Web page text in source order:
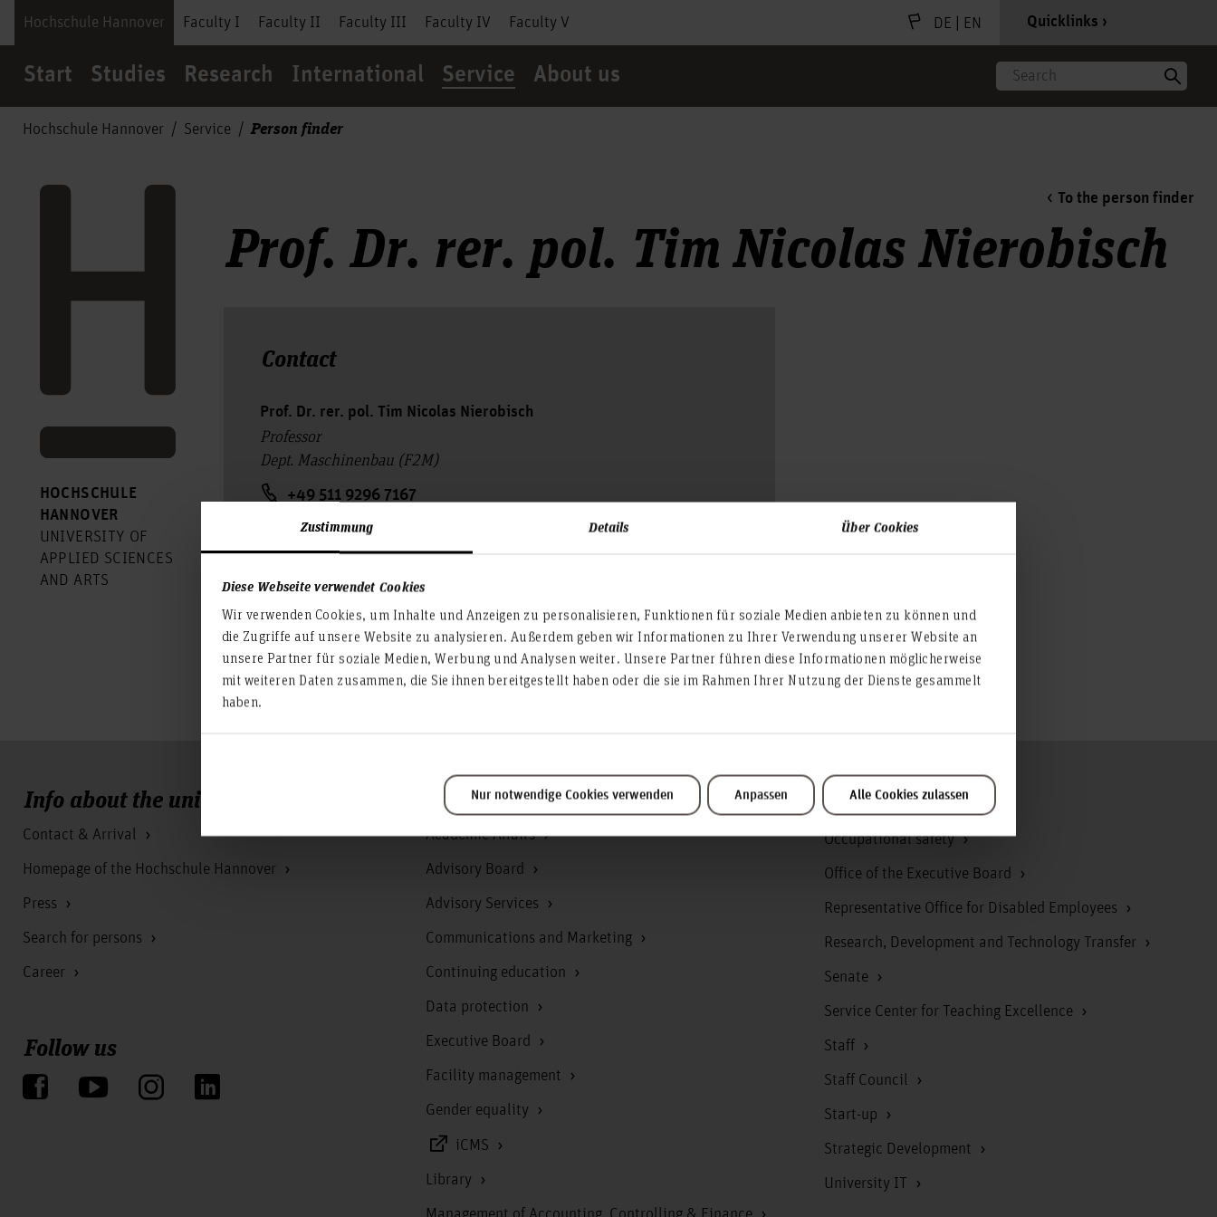
Zustimmung Details Über Cookies
Diese Webseite verwendet Cookies
Wir verwenden Cookies, um Inhalte und Anzeigen zu personalisieren, Funktionen für soziale Medien anbieten zu können und
die Zugriffe auf unsere Website zu analysieren. Außerdem geben wir Informationen zu Ihrer Verwendung unserer Website an
unsere Partner für soziale Medien, Werbung und Analysen weiter. Unsere Partner führen diese Informationen möglicherweise
mit weiteren Daten zusammen, die Sie ihnen bereitgestellt haben oder die sie im Rahmen Ihrer Nutzung der Dienste gesammelt
haben.
Nur notwendige Cookies verwenden Anpassen Alle Cookies zulassen
Hochschule Hannover Faculty I Faculty II Faculty III Faculty IV Faculty V DE | EN Quicklinks
Start Studies Research International Service About us Search
Hochschule Hannover Service Person finder
HOCHSCHULE
HANNOVER
UNIVERSITY OF
APPLIED SCIENCES
AND ARTS
To the person finder
Prof. Dr. rer. pol. Tim Nicolas Nierobisch
Contact
Prof. Dr. rer. pol. Tim Nicolas Nierobisch
Professor
Dept. Maschinenbau (F2M)
+49 511 9296 7167
Room: 1A.2.25
Ricklinger Stadtweg 120
30459 Hannover
tim-nicolas.nierobisch(at)hs-hannover.de
Info about the university
Contact & Arrival
Homepage of the Hochschule Hannover
Press
Search for persons
Career
Follow us
Service & Organisation
Academic Affairs
Advisory Board
Advisory Services
Communications and Marketing
Continuing education
Data protection
Executive Board
Facility management
Gender equality
iCMS
Library
Occupational safety
Office of the Executive Board
Representative Office for Disabled Employees
Research, Development and Technology Transfer
Senate
Service Center for Teaching Excellence
Staff
Staff Council
Start-up
Strategic Development
University IT